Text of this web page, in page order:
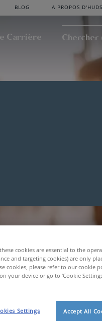
BLOG A PROPOS
Carrière Chercher
cookies are essential to the
and targeting cookies) are only
cookies, please refer to our cookie
your device or go to ‘Cookie
Accept All
Settings